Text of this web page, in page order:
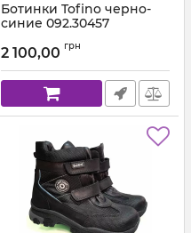
Ботинки Tofino черно-
синие 092.30457
2 100,00 грн